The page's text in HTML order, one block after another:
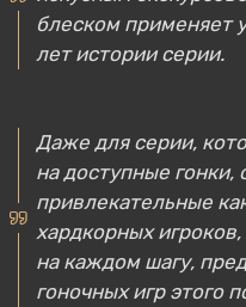
блеском применяет
лет истории серии.
Даже для серии,
на доступные гонки,
привлекательные
хардкорных
на каждом шагу,
гоночных игр этого